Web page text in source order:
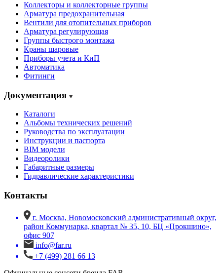
Коллекторы и коллекторные группы
Арматура предохранительная
Вентили для отопительных приборов
Арматура регулирующая
Группы быстрого монтажа
Краны шаровые
Приборы учета и КиП
Автоматика
Фитинги
Документация
Каталоги
Альбомы технических решений
Руководства по эксплуатации
Инструкции и паспорта
BIM модели
Видеоролики
Габаритные размеры
Гидравлические характеристики
Контакты
г. Москва, Новомосковский административный округ,
район Коммунарка, квартал № 35, 10, БЦ «Прокшино»,
офис 907
info@far.ru
+7 (499) 281 66 13